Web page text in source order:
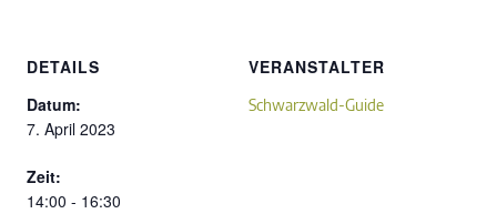
DETAILS
Datum:
7. April 2023
Zeit:
14:00 - 16:30
VERANSTALTER
Schwarzwald-Guide